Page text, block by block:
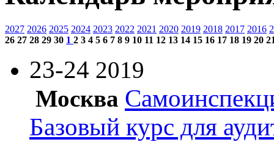
2027 2026 2025 2024 2023 2022 2021 2020 2019 2018 2017 2016
26 27 28 29 30 1 2 3 4 5 6 7 8 9 10 11 12 13 14 15 16 17 18 19 20
23-24 2019
Москва
Базовый курс для